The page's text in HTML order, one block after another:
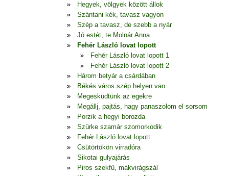
Hegyek, völgyek között állok
Szántani kék, tavasz vagyon
Szép a tavasz, de szebb a nyár
Jó estét, te Molnár Anna
Fehér László lovat lopott
Fehér László lovat lopott 1
Fehér László lovat lopott 2
Három betyár a csárdában
Békés város szép helyen van
Megesküdtünk az egekre
Megállj, pajtás, hagy panaszolom el sorsom
Porzik a hegyi borozda
Szürke szamár szomorkodik
Fehér László lovat lopott
Csütörtökön virradóra
Sikotai gulyajárás
Piros szekfű, mákvirágszál